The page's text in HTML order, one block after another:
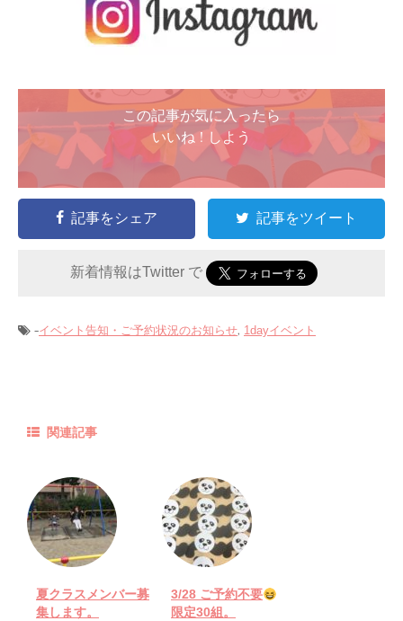
この記事が気に入ったら
いいね ! しよう
記事をシェア 記事をツイート
新着情報はTwitter で
-イベント告知・ご予約状況のお知らせ, 1dayイベント
関連記事
夏クラスメンバー募
集します。
3/28 ご予約不要
限定30組。